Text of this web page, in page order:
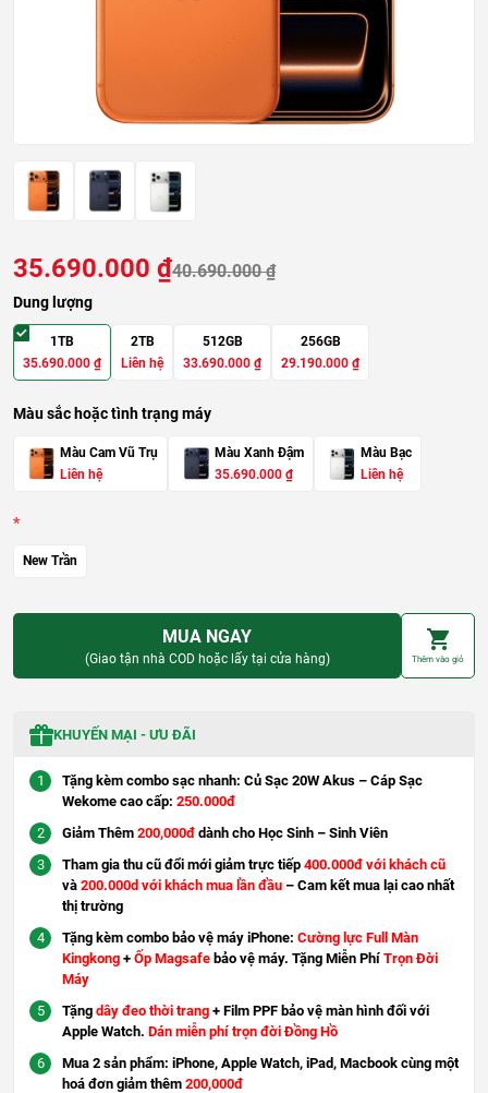
35.690.000 ₫40.690.000₫
Dung lượng
1TB
35.690.000 ₫
2TB
Liên hệ
512GB
33.690.000 ₫
256GB
29.190.000 ₫
Màu sắc hoặc tình trạng máy
Màu Cam Vũ Trụ
Liên hệ
Màu Xanh Đậm
G
4
0
.
6
₫
.
35.690.000 ₫G
i
0
₫
.
Màu Bạc
Liên hệ
New Trần
MUA NGAY
(Giao tận nhà COD hoặc lấy tại cửa hàng) Thêm vào giỏ
KHUYẾN MẠI - ƯU ĐÃI
Tặng kèm combo sạc nhanh: Củ Sạc 20W Akus – Cáp Sạc
Wekome cao cấp: 250.000đ
Giảm Thêm 200,000đ dành cho Học Sinh – Sinh Viên
Tham gia thu cũ đổi mới giảm trực tiếp 400.000đ với khách cũ
và 200.000d với khách mua lần đầu – Cam kết mua lại cao nhất
thị trường
Tặng kèm combo bảo vệ máy iPhone: Cường lực Full Màn
Kingkong + Ốp Magsafe bảo vệ máy. Tặng Miễn Phí Trọn Đời
Máy
Tặng dây đeo thời trang + Film PPF bảo vệ màn hình đối với
Apple Watch. Dán miễn phí trọn đời Đồng Hồ
Mua 2 sản phẩm: iPhone, Apple Watch, iPad, Macbook cùng một
hoá đơn giảm thêm 200,000đ